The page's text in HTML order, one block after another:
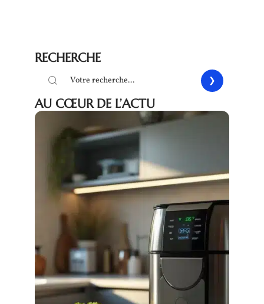
RECHERCHE
AU CŒUR DE L’ACTU